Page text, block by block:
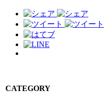
CATEGORY